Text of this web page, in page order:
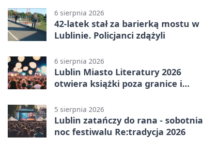
6 sierpnia 2026
42-latek stał za barierką mostu w
Lublinie. Policjanci zdążyli
6 sierpnia 2026
Lublin Miasto Literatury 2026
otwiera książki poza granice i
5 sierpnia 2026
Lublin zatańczy do rana - sobotnia
noc festiwalu Re:tradycja 2026